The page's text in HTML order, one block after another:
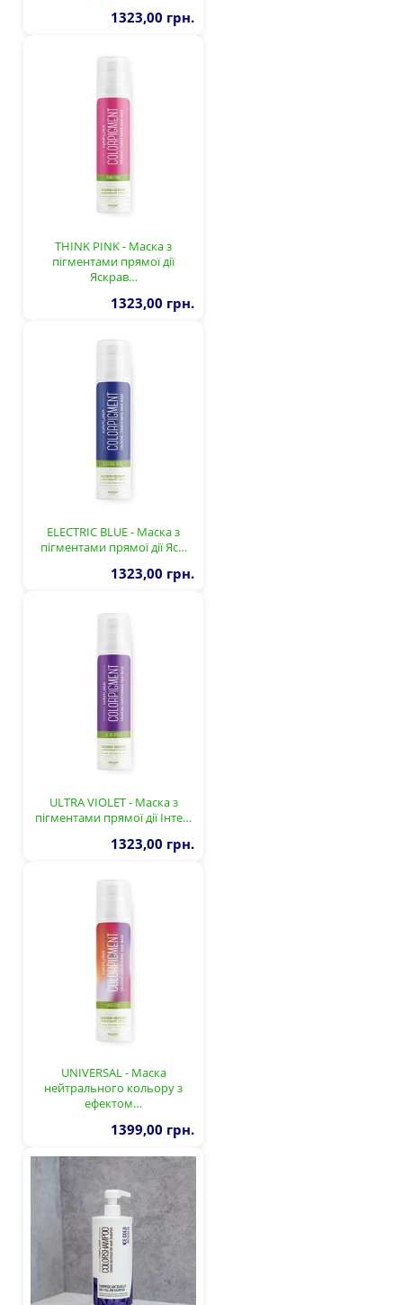
1323,00 грн.
THINK PINK - Маска з
пігментами прямої дії
Яскрав…
1323,00 грн.
ELECTRIC BLUE - Маска з
пігментами прямої дії Яс…
1323,00 грн.
ULTRA VIOLET - Маска з
пігментами прямої дії Інте…
1323,00 грн.
UNIVERSAL - Маска
нейтрального кольору з
ефектом…
1399,00 грн.